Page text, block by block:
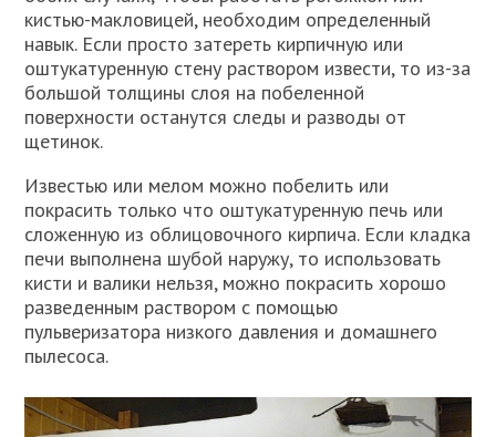
кистью-макловицей, необходим определенный
навык. Если просто затереть кирпичную или
оштукатуренную стену раствором извести, то из-за
большой толщины слоя на побеленной
поверхности останутся следы и разводы от
щетинок.
Известью или мелом можно побелить или
покрасить только что оштукатуренную печь или
сложенную из облицовочного кирпича. Если кладка
печи выполнена шубой наружу, то использовать
кисти и валики нельзя, можно покрасить хорошо
разведенным раствором с помощью
пульверизатора низкого давления и домашнего
пылесоса.